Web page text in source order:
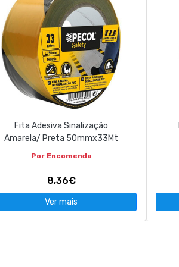
Fita Adesiva Sinalização
Amarela/ Preta 50mmx33Mt
Por Encomenda
8,36€
Ver mais